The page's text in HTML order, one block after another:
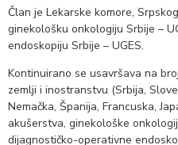
Član je Lekarske komore,
ginekološku onkologiju Srbije –
endoskopiju Srbije – UGES.
Kontinuirano se usavršava na
zemlji i inostranstvu (Srbija,
Nemačka, Španija, Francuska,
akušerstva, ginekološke
dijagnostičko-operativne